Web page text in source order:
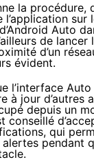
la procédure,
sur
Auto
de lancer
d’un
évident.
l’interface
à jour d’autres
depuis un
conseillé
qui
pendant